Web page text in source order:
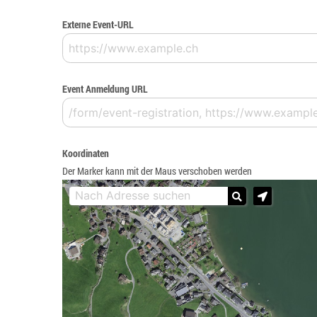
Externe Event-URL
Event Anmeldung URL
Koordinaten
Der Marker kann mit der Maus verschoben werden